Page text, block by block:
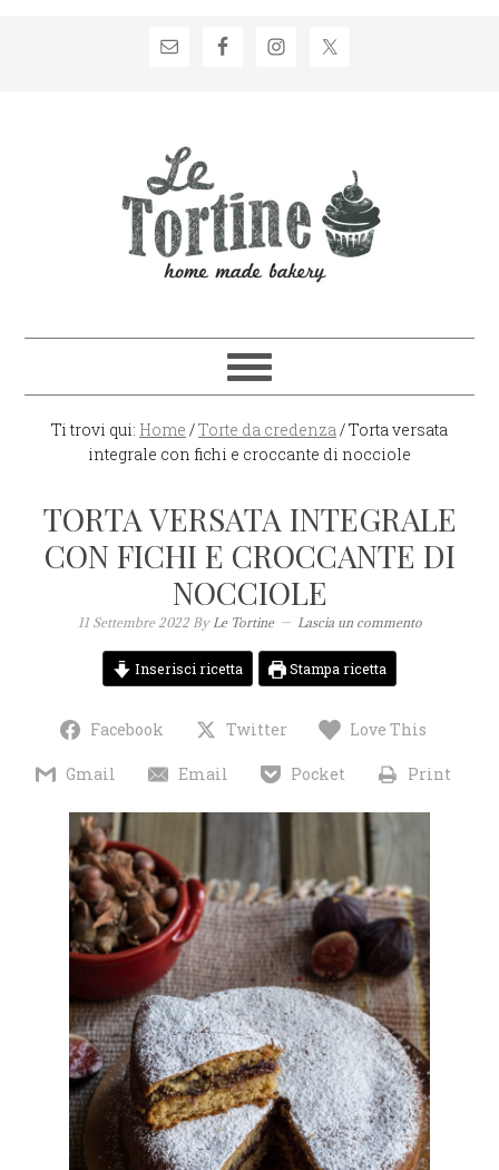
Ti trovi qui: Home /Torte da credenza/Torta versata
integrale con fichi e croccante di nocciole
TORTA VERSATA INTEGRALE
CON FICHI E CROCCANTE DI
NOCCIOLE
11 Settembre 2022ByLe Tortine Lascia un commento
Inserisci ricetta Stampa ricetta
Facebook Twitter Love This
Gmail Email Pocket Print